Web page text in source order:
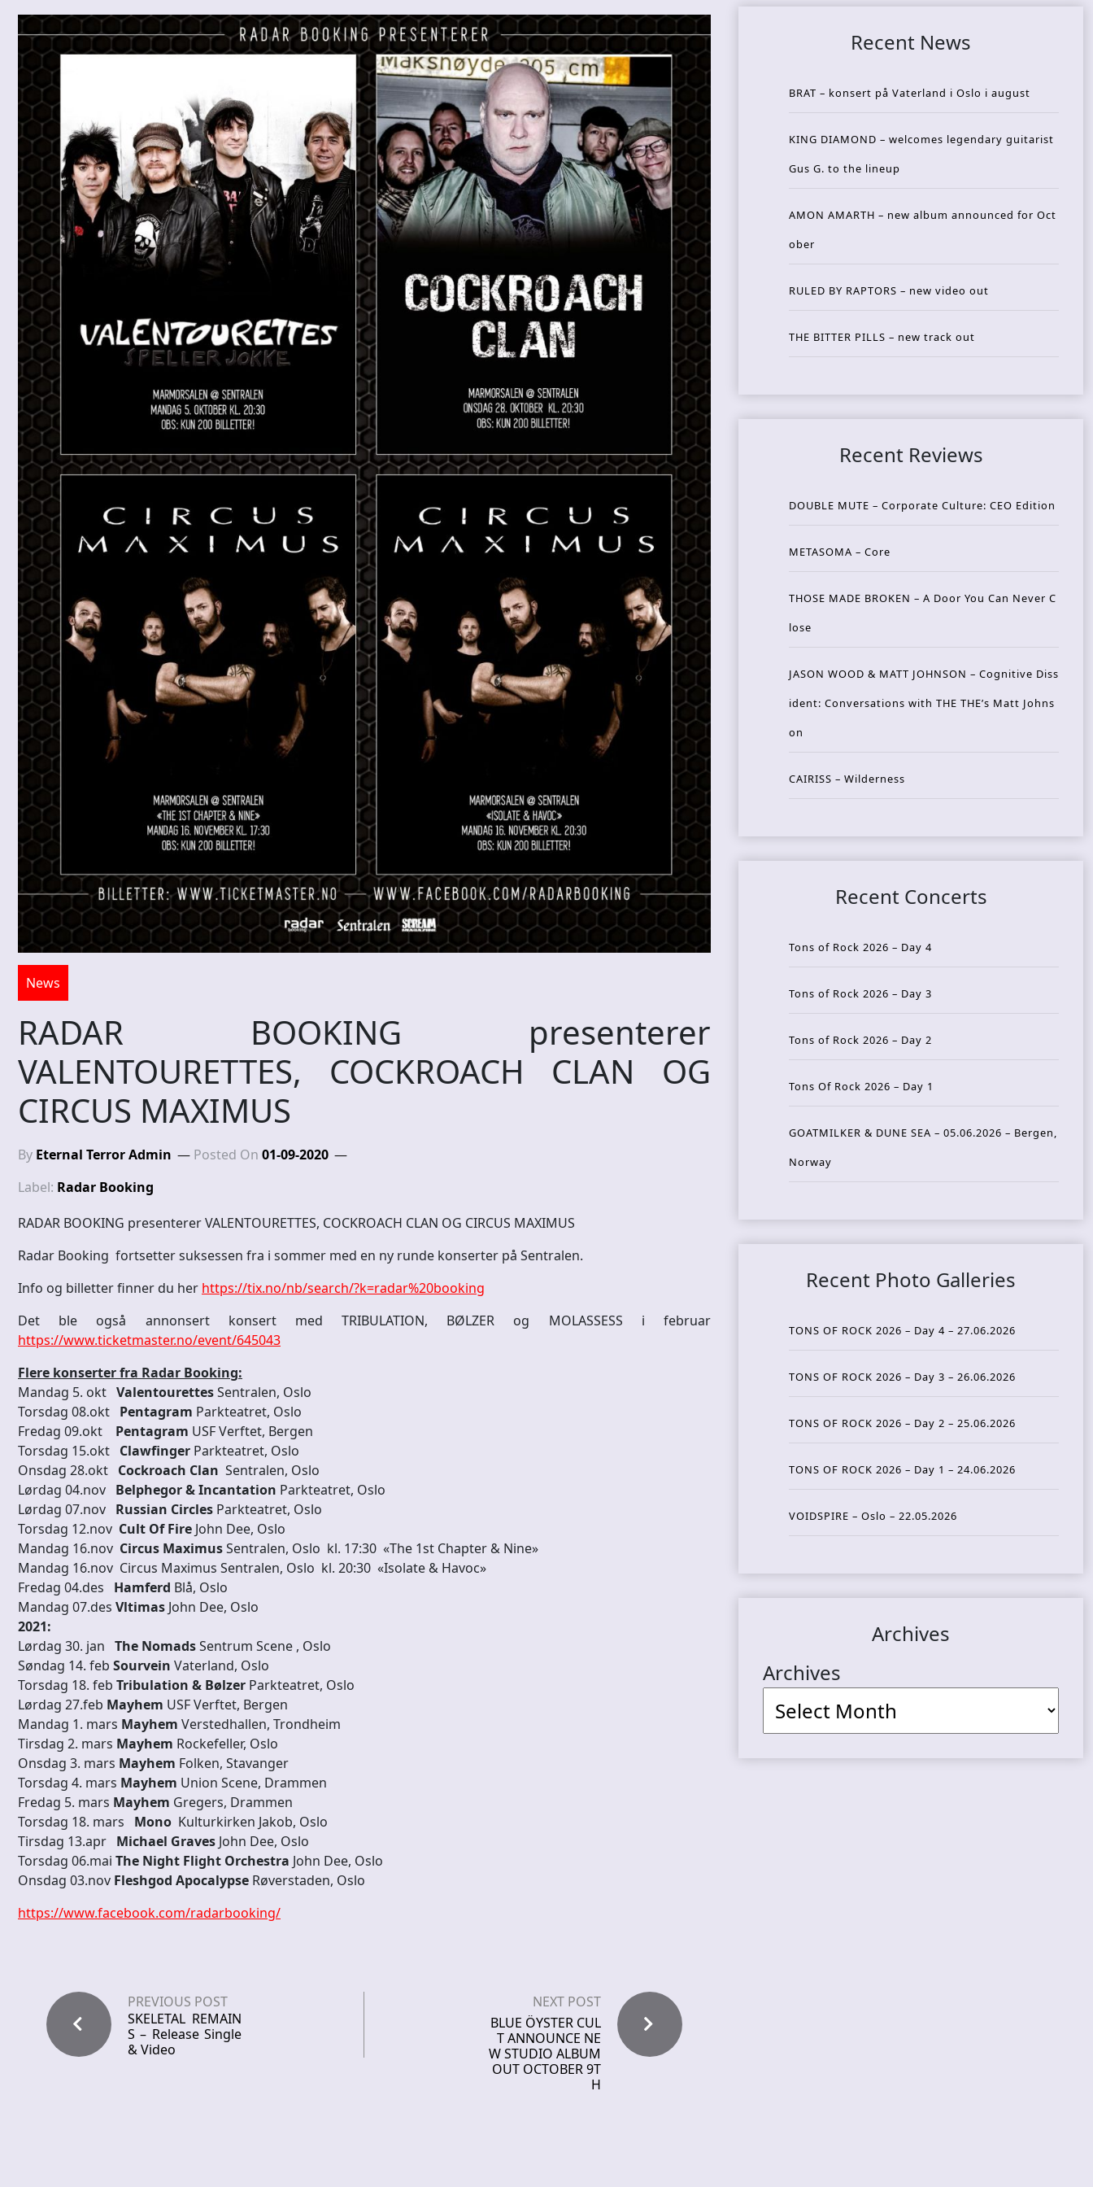
News
RADAR BOOKING presenterer
VALENTOURETTES, COCKROACH CLAN OG
CIRCUS MAXIMUS
By Eternal Terror Admin Posted On 01-09-2020
Label: Radar Booking
RADAR BOOKING presenterer VALENTOURETTES, COCKROACH CLAN OG CIRCUS MAXIMUS
Radar Booking fortsetter suksessen fra i sommer med en ny runde konserter på Sentralen.
Info og billetter finner du her https://tix.no/nb/search/?k=radar%20booking
Det ble også annonsert konsert med TRIBULATION, BØLZER og MOLASSESS i februar
https://www.ticketmaster.no/event/645043
Flere konserter fra Radar Booking:
Mandag 5. okt ValentourettesSentralen, Oslo
Torsdag 08.okt Pentagram Parkteatret, Oslo
Fredag 09.okt Pentagram USF Verftet, Bergen
Torsdag 15.okt Clawfinger Parkteatret, Oslo
Onsdag 28.okt Cockroach Clan Sentralen, Oslo
Lørdag 04.nov Belphegor & Incantation Parkteatret, Oslo
Lørdag 07.nov Russian Circles Parkteatret, Oslo
Torsdag 12.nov Cult Of Fire John Dee, Oslo
Mandag 16.nov Circus MaximusSentralen, Oslo kl. 17:30 «The 1st Chapter & Nine»
Mandag 16.nov Circus Maximus Sentralen, Oslo kl. 20:30 «Isolate & Havoc»
Fredag 04.des Hamferd Blå, Oslo
Mandag 07.des Vltimas John Dee, Oslo
2021:
Lørdag 30. jan The NomadsSentrum Scene , Oslo
Søndag 14. feb Sourvein Vaterland, Oslo
Torsdag 18. feb Tribulation & Bølzer Parkteatret, Oslo
Lørdag 27.feb Mayhem USF Verftet, Bergen
Mandag 1. mars Mayhem Verstedhallen, Trondheim
Tirsdag 2. mars Mayhem Rockefeller, Oslo
Onsdag 3. mars Mayhem Folken, Stavanger
Torsdag 4. mars Mayhem Union Scene, Drammen
Fredag 5. mars Mayhem Gregers, Drammen
Torsdag 18. mars Mono Kulturkirken Jakob, Oslo
Tirsdag 13.apr Michael Graves John Dee, Oslo
Torsdag 06.mai The Night Flight Orchestra John Dee, Oslo
Onsdag 03.nov Fleshgod Apocalypse Røverstaden, Oslo
https://www.facebook.com/radarbooking/
PREVIOUS POST
SKELETAL REMAIN
S – Release Single
& Video
NEXT POST
BLUE ÖYSTER CUL
T ANNOUNCE NE
W STUDIO ALBUM
OUT OCTOBER 9T
H
Recent News
BRAT – konsert på Vaterland i Oslo i august
KING DIAMOND – welcomes legendary guitarist
Gus G. to the lineup
AMON AMARTH – new album announced for Oct
ober
RULED BY RAPTORS – new video out
THE BITTER PILLS – new track out
Recent Reviews
DOUBLE MUTE – Corporate Culture: CEO Edition
METASOMA – Core
THOSE MADE BROKEN – A Door You Can Never C
lose
JASON WOOD & MATT JOHNSON – Cognitive Diss
ident: Conversations with THE THE’s Matt Johns
on
CAIRISS – Wilderness
Recent Concerts
Tons of Rock 2026 – Day 4
Tons of Rock 2026 – Day 3
Tons of Rock 2026 – Day 2
Tons Of Rock 2026 – Day 1
GOATMILKER & DUNE SEA – 05.06.2026 – Bergen,
Norway
Recent Photo Galleries
TONS OF ROCK 2026 – Day 4 – 27.06.2026
TONS OF ROCK 2026 – Day 3 – 26.06.2026
TONS OF ROCK 2026 – Day 2 – 25.06.2026
TONS OF ROCK 2026 – Day 1 – 24.06.2026
VOIDSPIRE – Oslo – 22.05.2026
Archives
Archives